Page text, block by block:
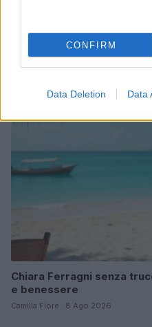
CONFIRM
Data Deletion Data
sapore
Chiara Ferragni senza
e benessere
Camilla Fiore · 8 Ago 2026